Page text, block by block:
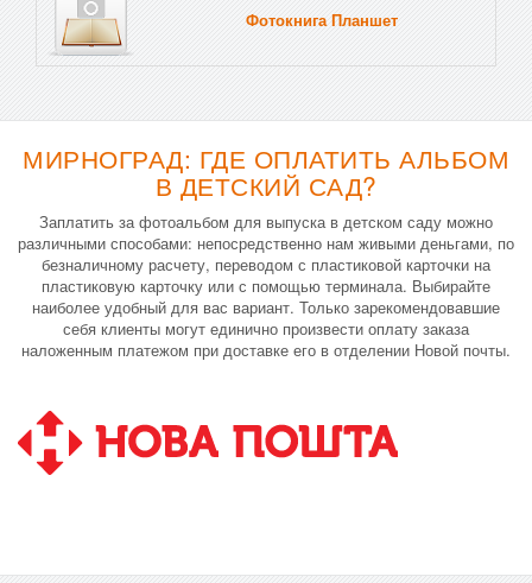
Фотокнига Планшет
МИРНОГРАД: ГДЕ ОПЛАТИТЬ АЛЬБОМ
В ДЕТСКИЙ САД?
Заплатить за фотоальбом для выпуска в детском саду можно
различными способами: непосредственно нам живыми деньгами, по
безналичному расчету, переводом с пластиковой карточки на
пластиковую карточку или с помощью терминала. Выбирайте
наиболее удобный для вас вариант. Только зарекомендовавшие
себя клиенты могут единично произвести оплату заказа
наложенным платежом при доставке его в отделении Новой почты.